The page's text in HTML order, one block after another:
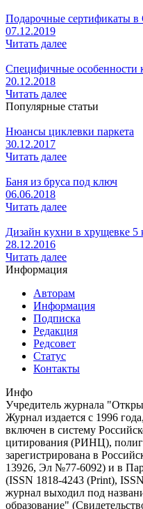
Подарочные сертификаты в
07.12.2019
Читать далее
Специфичные особенности
20.12.2018
Читать далее
Популярные статьи
Нюансы циклевки паркета
30.12.2017
Читать далее
Баня из бруса под ключ
06.06.2018
Читать далее
Дизайн кухни в хрущевке 5
28.12.2016
Читать далее
Информация
Авторам
Информация
Подписка
Редакция
Редсовет
Статус
Контакты
Инфо
Учредитель журнала
Журнал издается с 1996
включен в систему
цитирования (РИНЦ),
зарегистрирована в
13926, Эл №77-6092) и в
(ISSN 1818-4243 (Print),
журнал выходил под
образование"